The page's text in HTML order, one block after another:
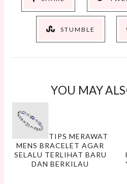
STUMBLE
YOU MAY
TIPS MERAWAT
MENS BRACELET AGAR
SELALU TERLIHAT BARU
DAN BERKILAU